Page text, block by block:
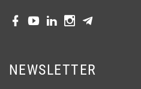
NEWSLETTER